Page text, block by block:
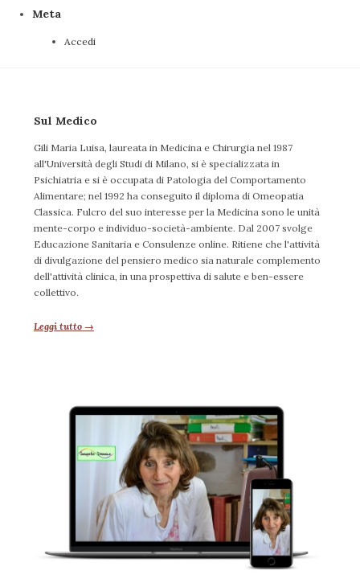
Meta
Accedi
Sul Medico
Gili Maria Luisa, laureata in Medicina e Chirurgia nel 1987
all'Università degli Studi di Milano, si è specializzata in
Psichiatria e si è occupata di Patologia del Comportamento
Alimentare; nel 1992 ha conseguito il diploma di Omeopatia
Classica. Fulcro del suo interesse per la Medicina sono le unità
mente-corpo e individuo-società-ambiente. Dal 2007 svolge
Educazione Sanitaria e Consulenze online. Ritiene che l'attività
di divulgazione del pensiero medico sia naturale complemento
dell'attività clinica, in una prospettiva di salute e ben-essere
collettivo.
Leggi tutto →